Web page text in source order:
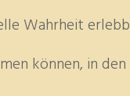
Wahrheit
können, in